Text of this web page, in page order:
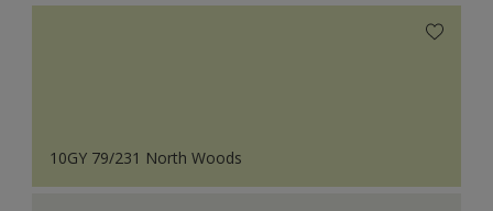
10GY 79/231 North Woods